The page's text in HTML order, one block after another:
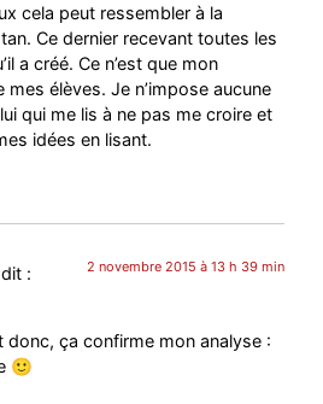
cela peut ressembler à la
Ce dernier recevant toutes les
a créé. Ce n’est que mon
élèves. Je n’impose aucune
qui me lis à ne pas me croire et
idées en lisant.
dit : 2 novembre 2015 à 13 h 39 min
donc, ça confirme mon analyse :
🙂